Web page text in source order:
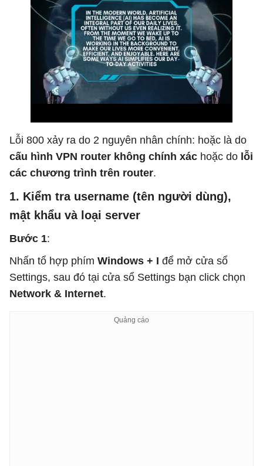
Lỗi 800 xảy ra do 2 nguyên nhân chính: hoặc là do
cấu hình VPN router không chính xác hoặc do lỗi
các chương trình trên router.
1. Kiểm tra username (tên người dùng),
mật khẩu và loại server
Bước 1:
Nhấn tổ hợp phím Windows + I để mở cửa sổ
Settings, sau đó tại cửa sổ Settings bạn click chọn
Network & Internet.